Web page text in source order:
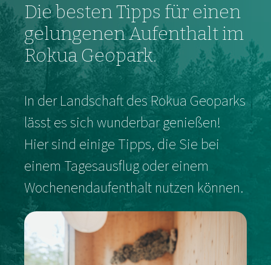
Die besten Tipps für einen
gelungenen Aufenthalt im
Rokua Geopark.
In der Landschaft des Rokua Geoparks
lässt es sich wunderbar genießen!
Hier sind einige Tipps, die Sie bei
einem Tagesausflug oder einem
Wochenendaufenthalt nutzen können.